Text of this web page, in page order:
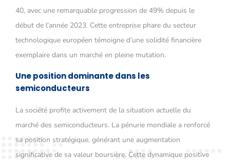
40, avec une remarquable progression de 49% depuis le
début de l’année 2023. Cette entreprise phare du secteur
technologique européen témoigne d’une solidité financière
exemplaire dans un marché en pleine mutation.
Une position dominante dans les
semiconducteurs
La société profite activement de la situation actuelle du
marché des semiconducteurs. La pénurie mondiale a renforcé
sa position stratégique, générant une augmentation
significative de sa valeur boursière. Cette dynamique positive